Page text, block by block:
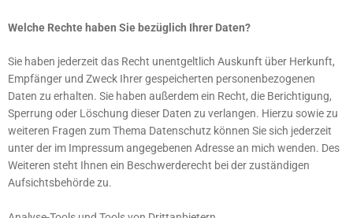
Welche Rechte haben Sie bezüglich Ihrer Daten?
Sie haben jederzeit das Recht unentgeltlich Auskunft über Herkunft,
Empfänger und Zweck Ihrer gespeicherten personenbezogenen
Daten zu erhalten. Sie haben außerdem ein Recht, die Berichtigung,
Sperrung oder Löschung dieser Daten zu verlangen. Hierzu sowie zu
weiteren Fragen zum Thema Datenschutz können Sie sich jederzeit
unter der im Impressum angegebenen Adresse an mich wenden. Des
Weiteren steht Ihnen ein Beschwerderecht bei der zuständigen
Aufsichtsbehörde zu.